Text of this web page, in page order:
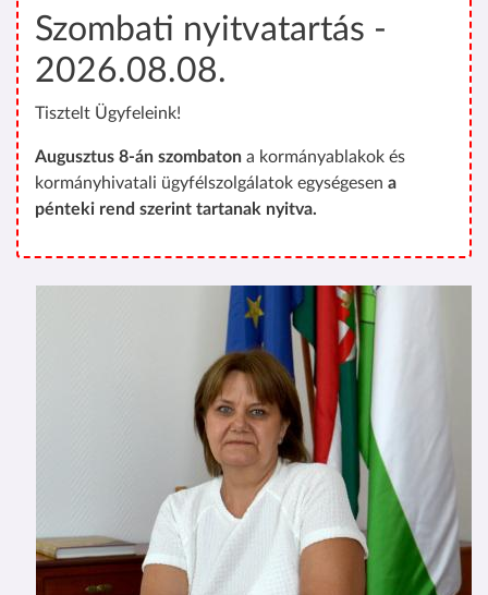
Szombati nyitvatartás -
2026.08.08.
Tisztelt Ügyfeleink!
Augusztus 8-án szombaton a kormányablakok és
kormányhivatali ügyfélszolgálatok egységesen a
pénteki rend szerint tartanak nyitva.